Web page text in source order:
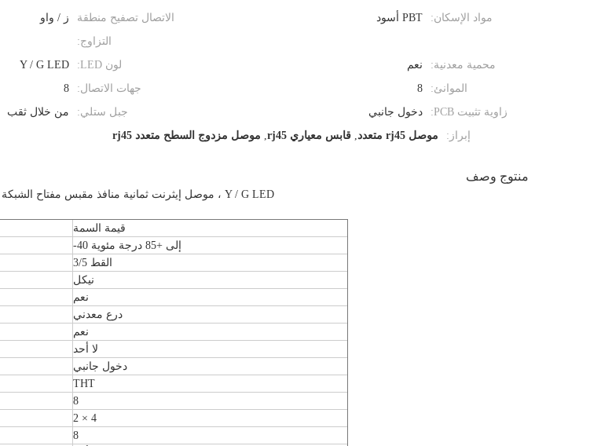
مواد الإسكان: PBT أسود
الاتصال تصفيح منطقة
التزاوج:
ز / واو
محمية معدنية: نعم لون LED:
Y / G LED
الموانئ:
8 جهات الاتصال:
8
زاوية تثبيت PCB:
دخول جانبي جبل ستلي:
من خلال ثقب
إبراز:
موصل rj45 متعدد , قابس معياري rj45 , موصل مزدوج السطح متعدد rj45
منتوج وصف
درع مزدوج السطح 2x4 rj45 موصل إيثرنت ثمانية منافذ مقبس مفتاح الشبكة المحلية ، Y / G LED
قيمة السمة
-40 إلى +85 درجة مئوية
القط 3/5
نيكل
نعم
درع معدني
نعم
لا أحد
دخول جانبي
THT
8
2 × 4
8